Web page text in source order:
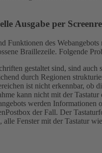
Ausgabe per
Funktionen des
Braillezeile. Folgende
gestaltet sind, sind
durch Regionen
ist nicht erkennbar, ob
kann nicht mit der Tastatur
werden
der Fall. Der
Fenster mit der Tastatur